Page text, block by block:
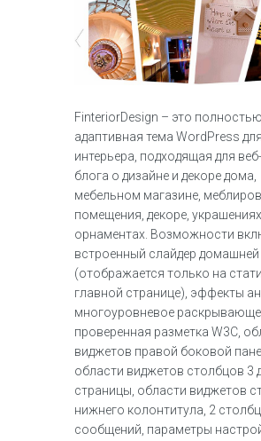
FinteriorDesign – это полностью
адаптивная тема WordPress
интерьера, подходящая для
блога о дизайне и декоре дома,
мебельном магазине,
помещения, декоре,
орнаментах. Возможности
встроенный слайдер
(отображается только на
главной странице), эффекты
многоуровневое
проверенная разметка W3C,
виджетов правой боковой
области виджетов столбцов 3
страницы, области виджетов
нижнего колонтитула, 2
сообщений, параметры